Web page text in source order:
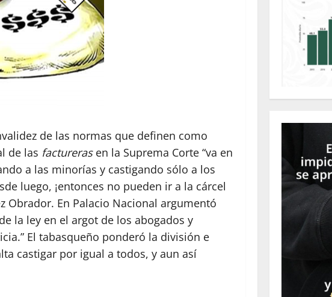
de las normas que definen como
de las facturerasen la Suprema Corte “va en
a las minorías y castigando sólo a los
luego, ¡entonces no pueden ir a la cárcel
Obrador. En Palacio Nacional argumentó
la ley en el argot de los abogados y
El tabasqueño ponderó la división e
castigar por igual a todos, y aun así